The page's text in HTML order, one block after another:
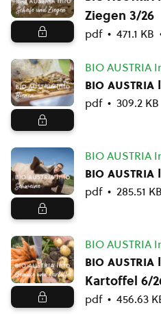
Ziegen 3/26
pdf 471.1 KB
BIO AUSTRIA
bio austria
pdf 309.2 KB
BIO AUSTRIA
bio austria
pdf 285.51 KB
BIO AUSTRIA
bio austria
Kartoffel 6/
pdf 456.63